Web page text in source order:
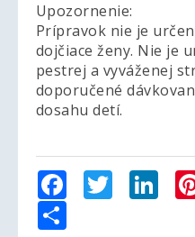
Upozornenie:
Prípravok nie je
dojčiace ženy. Nie je
pestrej a vyváženej
doporučené
dosahu detí.
FacebookTwitter